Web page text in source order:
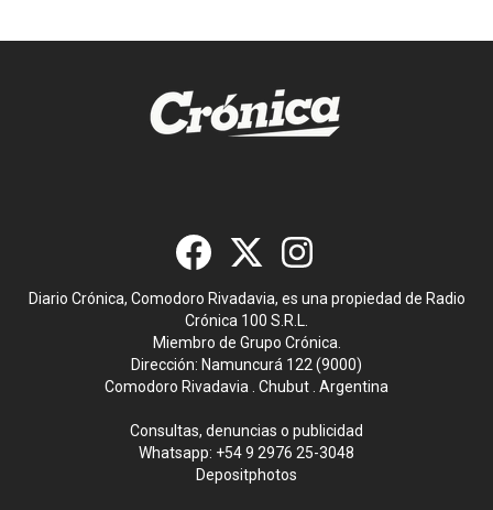
Diario Crónica, Comodoro Rivadavia, es una propiedad de Radio
Crónica 100 S.R.L.
Miembro de Grupo Crónica.
Dirección: Namuncurá 122 (9000)
Comodoro Rivadavia . Chubut . Argentina
Consultas, denuncias o publicidad
Whatsapp: +54 9 2976 25-3048
Depositphotos